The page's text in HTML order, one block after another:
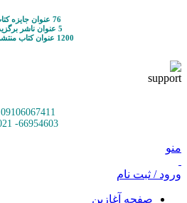
76 عنوان جایزه کتاب
5 عنوان ناشر برگزیده
1200 عنوان کتاب منتشرشده
09106067411
66954603- 021
منو
ورود / ثبت نام
صفحه آغازین